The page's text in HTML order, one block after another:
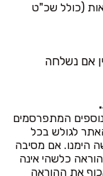
(כולל שכ"ט
אם נשלחה
המתפרסמים
לגולש בכל
הימנו. אם מסיבה
כלשהי אינה
את ההוראה